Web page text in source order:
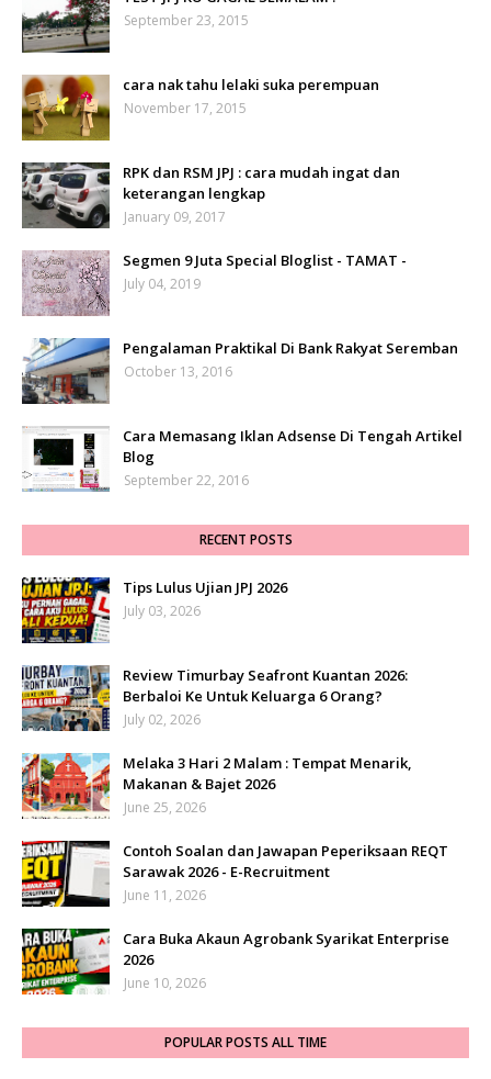
September 23, 2015
cara nak tahu lelaki suka perempuan
November 17, 2015
RPK dan RSM JPJ : cara mudah ingat dan
keterangan lengkap
January 09, 2017
Segmen 9 Juta Special Bloglist - TAMAT -
July 04, 2019
Pengalaman Praktikal Di Bank Rakyat Seremban
October 13, 2016
Cara Memasang Iklan Adsense Di Tengah Artikel
Blog
September 22, 2016
RECENT POSTS
Tips Lulus Ujian JPJ 2026
July 03, 2026
Review Timurbay Seafront Kuantan 2026:
Berbaloi Ke Untuk Keluarga 6 Orang?
July 02, 2026
Melaka 3 Hari 2 Malam : Tempat Menarik,
Makanan & Bajet 2026
June 25, 2026
Contoh Soalan dan Jawapan Peperiksaan REQT
Sarawak 2026 - E-Recruitment
June 11, 2026
Cara Buka Akaun Agrobank Syarikat Enterprise
2026
June 10, 2026
POPULAR POSTS ALL TIME